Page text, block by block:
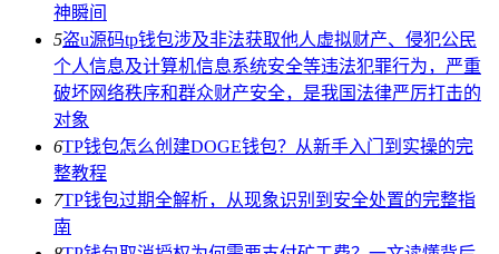
神瞬间
5盗u源码tp钱包涉及非法获取他人虚拟财产、侵犯公民
个人信息及计算机信息系统安全等违法犯罪行为，严重
破坏网络秩序和群众财产安全，是我国法律严厉打击的
对象
6TP钱包怎么创建DOGE钱包？从新手入门到实操的完
整教程
7TP钱包过期全解析，从现象识别到安全处置的完整指
南